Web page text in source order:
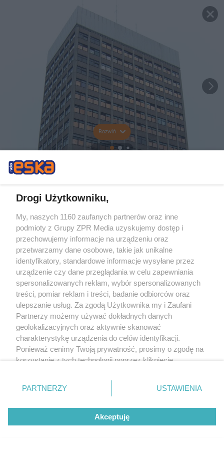
Rozwiń
Drogi Użytkowniku,
My, naszych 1160 zaufanych partnerów oraz inne
podmioty z Grupy ZPR Media uzyskujemy dostęp i
przechowujemy informacje na urządzeniu oraz
przetwarzamy dane osobowe, takie jak unikalne
identyfikatory, standardowe informacje wysyłane przez
urządzenie czy dane przeglądania w celu zapewniania
spersonalizowanych reklam, wybór spersonalizowanych
treści, pomiar reklam i treści, badanie odbiorców oraz
ulepszanie usług. Za zgodą Użytkownika my i Zaufani
Partnerzy możemy używać dokładnych danych
geolokalizacyjnych oraz aktywnie skanować
charakterystykę urządzenia do celów identyfikacji.
Ponieważ cenimy Twoją prywatność, prosimy o zgodę na
korzystanie z tych technologii poprzez kliknięcie
zmienić/wycofać klikając przycisk ustawień prywatności
znajdujący się w lewym dolnym rogu strony
rodzaje przetwarzania danych nie wymagają zgody
użytkownika, ale masz prawo sprzeciwić się takiemu
przetwarzaniu. Preferencje będą miały zastosowanie tylko
PARTNERZY USTAWIENIA
Akceptuję